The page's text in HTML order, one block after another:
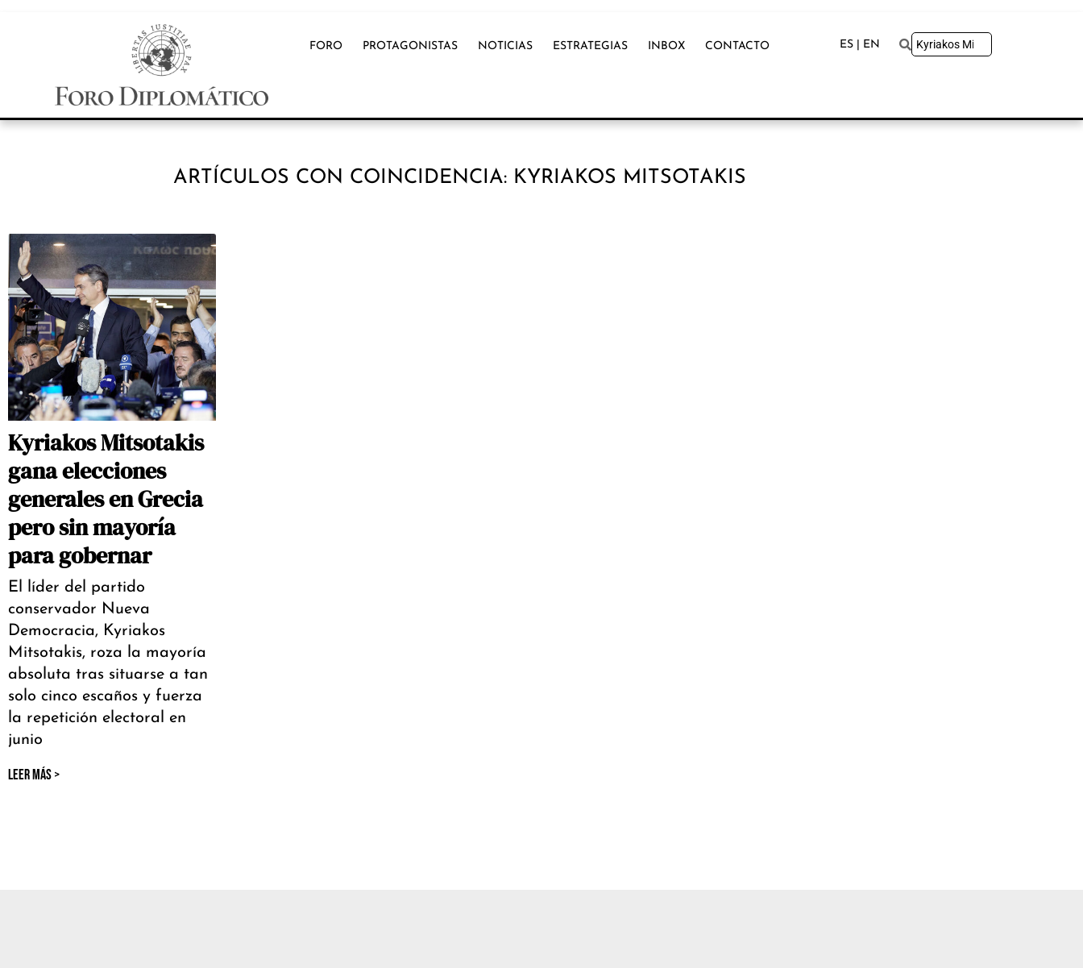
FORO PROTAGONISTAS NOTICIAS ESTRATEGIAS INBOX CONTACTO ES | EN
ARTÍCULOS CON COINCIDENCIA: KYRIAKOS MITSOTAKIS
Kyriakos Mitsotakis
gana elecciones
generales en Grecia
pero sin mayoría
para gobernar
El líder del partido
conservador Nueva
Democracia, Kyriakos
Mitsotakis, roza la mayoría
absoluta tras situarse a tan
solo cinco escaños y fuerza
la repetición electoral en
junio
LEER MÁS >